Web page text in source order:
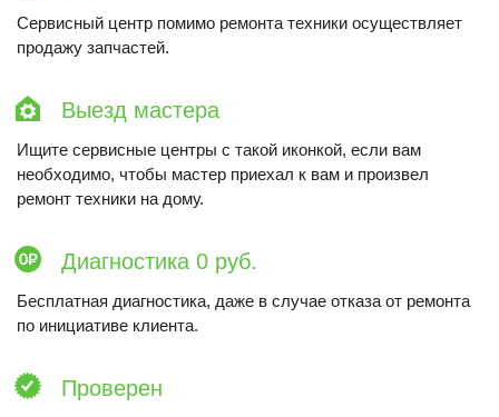
Сервисный центр помимо ремонта техники осуществляет
продажу запчастей.
Выезд мастера
Ищите сервисные центры с такой иконкой, если вам
необходимо, чтобы мастер приехал к вам и произвел
ремонт техники на дому.
Диагностика 0 руб.
Бесплатная диагностика, даже в случае отказа от ремонта
по инициативе клиента.
Проверен